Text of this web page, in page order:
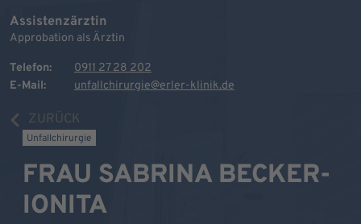
Assistenzärztin
Approbation als Ärztin
Telefon:
0911 27 28 202
E-Mail:
unfallchirurgie@erler-klinik.de
ZURÜCK
Unfallchirurgie
FRAU SABRINA BECKER-
IONITA